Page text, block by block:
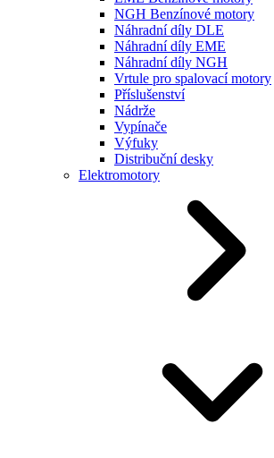
NGH Benzínové motory
Náhradní díly DLE
Náhradní díly EME
Náhradní díly NGH
Vrtule pro spalovací motory
Příslušenství
Nádrže
Vypínače
Výfuky
Distribuční desky
Elektromotory